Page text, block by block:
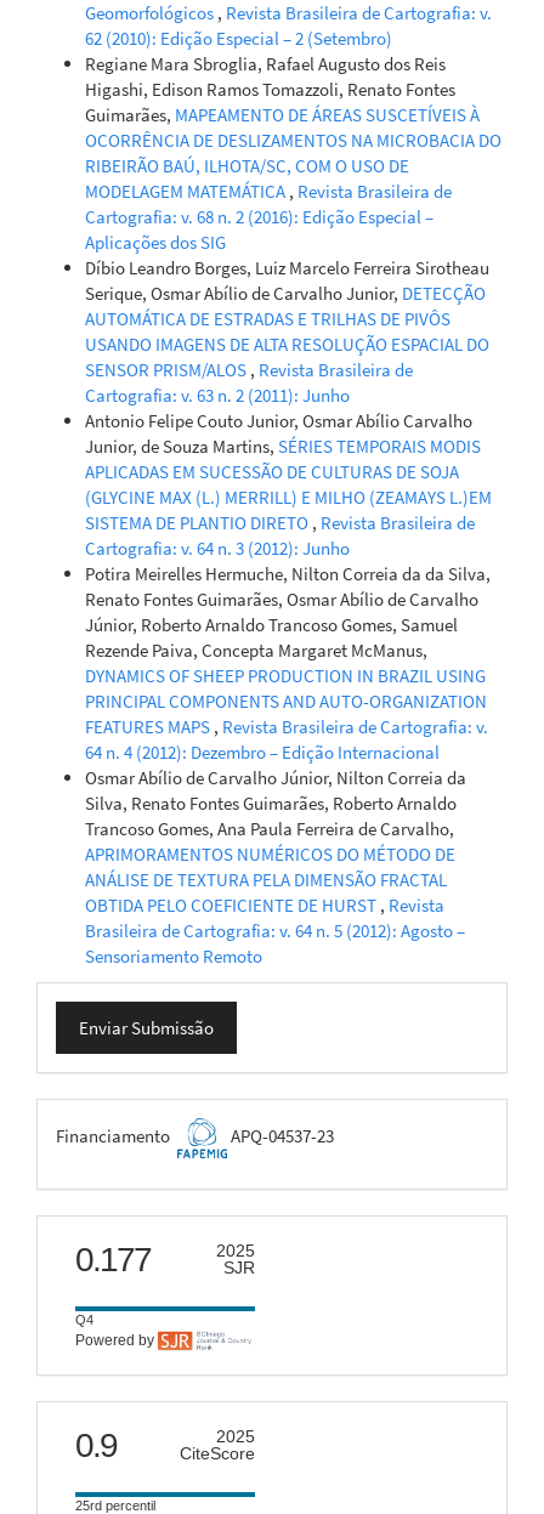
Geomorfológicos , Revista Brasileira de Cartografia: v.
62 (2010): Edição Especial – 2 (Setembro)
Regiane Mara Sbroglia, Rafael Augusto dos Reis
Higashi, Edison Ramos Tomazzoli, Renato Fontes
Guimarães, MAPEAMENTO DE ÁREAS SUSCETÍVEIS À
OCORRÊNCIA DE DESLIZAMENTOS NA MICROBACIA DO
RIBEIRÃO BAÚ, ILHOTA/SC, COM O USO DE
MODELAGEM MATEMÁTICA , Revista Brasileira de
Cartografia: v. 68 n. 2 (2016): Edição Especial –
Aplicações dos SIG
Díbio Leandro Borges, Luiz Marcelo Ferreira Sirotheau
Serique, Osmar Abílio de Carvalho Junior, DETECÇÃO
AUTOMÁTICA DE ESTRADAS E TRILHAS DE PIVÔS
USANDO IMAGENS DE ALTA RESOLUÇÃO ESPACIAL DO
SENSOR PRISM/ALOS , Revista Brasileira de
Cartografia: v. 63 n. 2 (2011): Junho
Antonio Felipe Couto Junior, Osmar Abílio Carvalho
Junior, de Souza Martins, SÉRIES TEMPORAIS MODIS
APLICADAS EM SUCESSÃO DE CULTURAS DE SOJA
(GLYCINE MAX (L.) MERRILL) E MILHO (ZEAMAYS L.)EM
SISTEMA DE PLANTIO DIRETO , Revista Brasileira de
Cartografia: v. 64 n. 3 (2012): Junho
Potira Meirelles Hermuche, Nilton Correia da da Silva,
Renato Fontes Guimarães, Osmar Abílio de Carvalho
Júnior, Roberto Arnaldo Trancoso Gomes, Samuel
Rezende Paiva, Concepta Margaret McManus,
DYNAMICS OF SHEEP PRODUCTION IN BRAZIL USING
PRINCIPAL COMPONENTS AND AUTO-ORGANIZATION
FEATURES MAPS , Revista Brasileira de Cartografia: v.
64 n. 4 (2012): Dezembro – Edição Internacional
Osmar Abílio de Carvalho Júnior, Nilton Correia da
Silva, Renato Fontes Guimarães, Roberto Arnaldo
Trancoso Gomes, Ana Paula Ferreira de Carvalho,
APRIMORAMENTOS NUMÉRICOS DO MÉTODO DE
ANÁLISE DE TEXTURA PELA DIMENSÃO FRACTAL
OBTIDA PELO COEFICIENTE DE HURST , Revista
Brasileira de Cartografia: v. 64 n. 5 (2012): Agosto –
Sensoriamento Remoto
Enviar
Submissão
Enviar Submissão
FAPEMIG
Financiamento APQ-04537-23
scimago
0.177
2025
SJR
Q4
Powered by
citescore
0.9
2025
CiteScore
25rd percentil